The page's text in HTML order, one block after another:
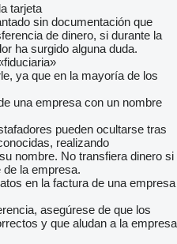
tarjeta
sin documentación que
de dinero, si durante la
ha surgido alguna duda.
ya que en la mayoría de los
una empresa con un nombre
pueden ocultarse tras
realizando
nombre. No transfiera dinero si
la empresa.
en la factura de una empresa
asegúrese de que los
y que aludan a la empresa